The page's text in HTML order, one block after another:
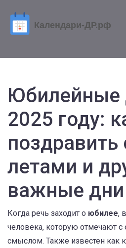
Юбилейные
2025 году:
поздравить
летами и
важные дни
Когда речь заходит о юбилее,
человека, которую отмечают
смыслом. Также известен как